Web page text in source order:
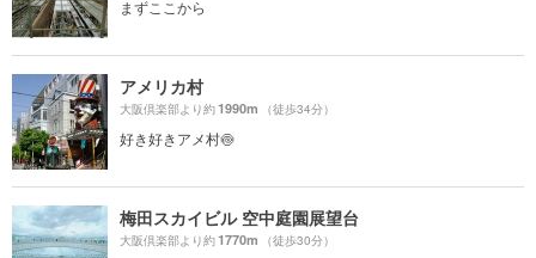
まずここから
アメリカ村
大阪倶楽部より約1990m （徒歩34分）
好き好きアメ村🍥
梅田スカイビル 空中庭園展望台
大阪倶楽部より約1770m （徒歩30分）